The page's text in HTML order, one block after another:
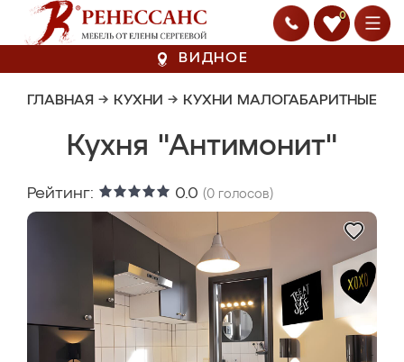
0
ВИДНОЕ
ГЛАВНАЯ → КУХНИ → КУХНИ МАЛОГАБАРИТНЫЕ
Кухня "Антимонит"
Рейтинг: 0.0 (0 голосов)